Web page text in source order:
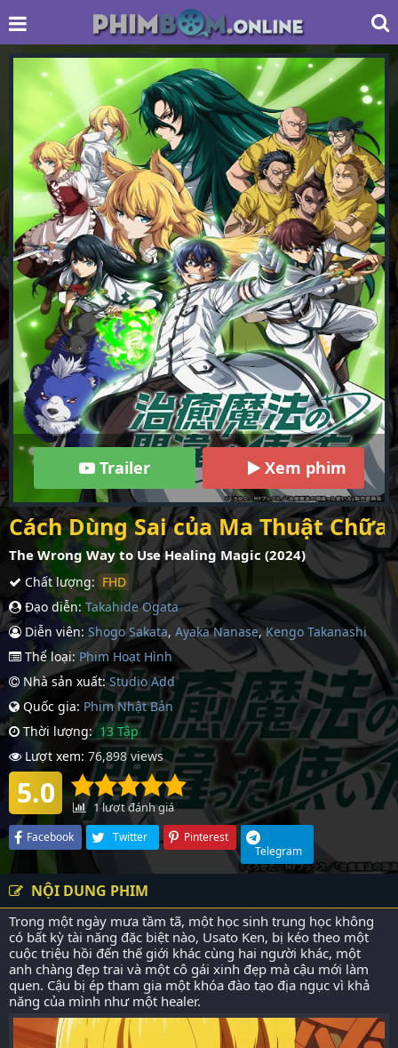
Trailer Xem phim
Cách Dùng Sai của Ma Thuật Chữa
The Wrong Way to Use Healing Magic (2024)
Chất lượng: FHD
Đạo diễn: Takahide Ogata
Diễn viên: Shogo Sakata, Ayaka Nanase,Kengo Takanashi
Thể loại: Phim Hoạt Hình
Nhà sản xuất: Studio Add
Quốc gia: Phim Nhậ­t Bản
Thời lượng: 13 Tập
Lượt xem: 76,898 views
5.0 1lượt đánh giá
Facebook Twitter
Pinterest
Telegram
NỘI DUNG PHIM
Trong một ngày mưa tầm tã, một học sinh trung học không
có bất kỳ tài năng đặc biệt nào, Usato Ken, bị kéo theo một
cuộc triệu hồi đến thế giới khác cùng hai người khác, một
anh chàng đẹp trai và một cô gái xinh đẹp mà cậu mới làm
quen. Cậu bị ép tham gia một khóa đào tạo địa ngục vì khả
năng của mình như một healer.